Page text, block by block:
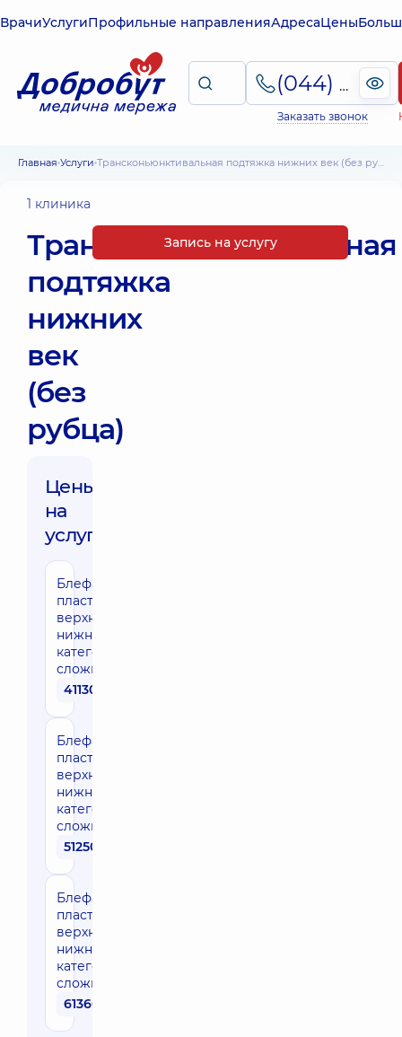
ВрачиУслугиПрофильные направленияАдресаЦены
(044) 495-2-888
Заказать звонок
Главная Услуги Трансконьюнктивальная подтяжка нижних век (без рубца)
1 клиника
Трансконьюнктивальная
подтяжка
нижних
век
(без
рубца)
Цены
на
услуги:
Блефаропластика/
пластика век
верхняя или
нижняя 1
категории
сложности
41130 грн
Блефаропластика/
пластика век
верхняя или
нижняя 2
категории
сложности
51250 грн
Блефаропластика/
пластика век
верхняя или
нижняя 3
категории
сложности
61360 грн
Запись на услугу